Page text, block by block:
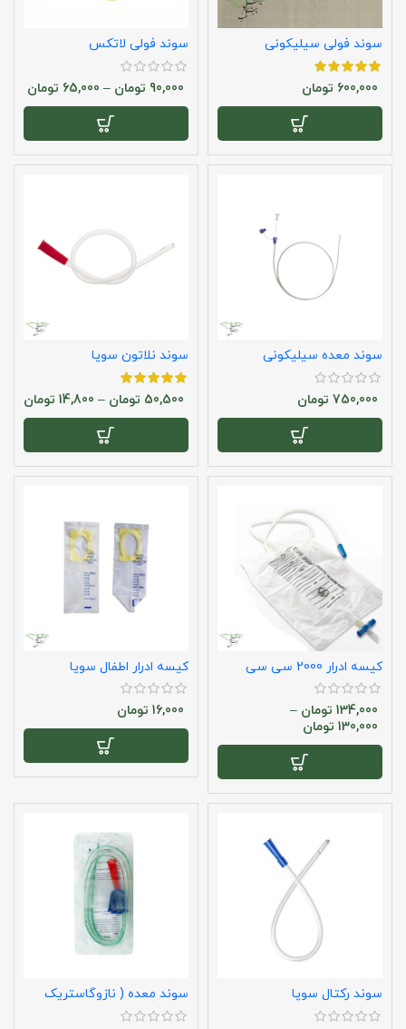
سوند فولی سیلیکونی
600,000 تومان
سوند فولی لاتکس
90,000 تومان –
65,000 تومان
سوند معده سیلیکونی
750,000 تومان
سوند نلاتون سوپا
50,500 تومان –
14,800 تومان
کیسه ادرار 2000 سی سی
سوپا
134,000 تومان –
130,000 تومان
کیسه ادرار اطفال سوپا
16,000 تومان
سوند رکتال سوپا سوند معده ( نازوگاستریک
تیوب ) سوپا